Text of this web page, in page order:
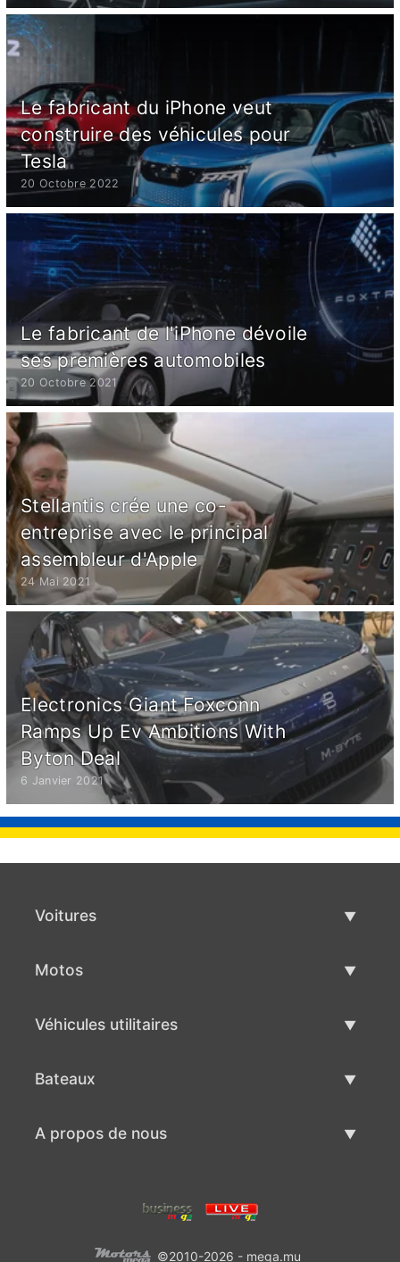
Le fabricant du iPhone veut
construire des véhicules pour
Tesla
20 Octobre 2022
Le fabricant de l'iPhone dévoile
ses premières automobiles
20 Octobre 2021
Stellantis crée une co-
entreprise avec le principal
assembleur d'Apple
24 Mai 2021
Electronics Giant Foxconn
Ramps Up Ev Ambitions With
Byton Deal
6 Janvier 2021
Voitures
Motos
Véhicules utilitaires
Bateaux
A propos de nous
©2010-2026 - mega.mu